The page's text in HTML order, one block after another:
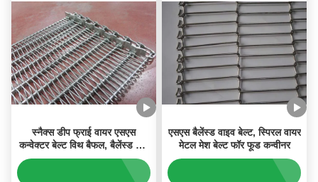
स्नैक्स डीप फ्राई वायर एसएस
कन्वेक्टर बेल्ट विथ बैफल, बैलेंस्ड वीव
बेल्ट
एसएस बैलेंस्ड वाइव बेल्ट, स्पिरल वायर
मेटल मेश बेल्ट फॉर फूड कन्वीनर